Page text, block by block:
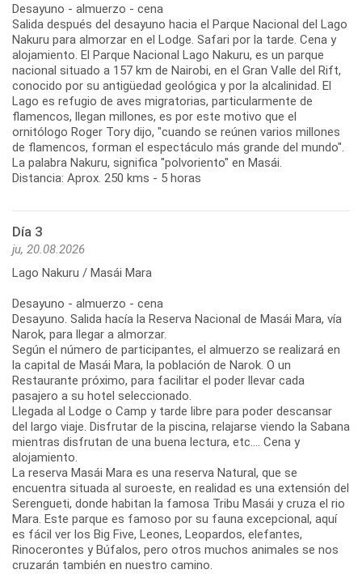
Desayuno - almuerzo - cena
Salida después del desayuno hacia el Parque Nacional del Lago
Nakuru para almorzar en el Lodge. Safari por la tarde. Cena y
alojamiento. El Parque Nacional Lago Nakuru, es un parque
nacional situado a 157 km de Nairobi, en el Gran Valle del Rift,
conocido por su antigüedad geológica y por la alcalinidad. El
Lago es refugio de aves migratorias, particularmente de
flamencos, llegan millones, es por este motivo que el
ornitólogo Roger Tory dijo, "cuando se reúnen varios millones
de flamencos, forman el espectáculo más grande del mundo".
La palabra Nakuru, significa "polvoriento" en Masái.
Distancia: Aprox. 250 kms - 5 horas
Día 3
ju, 20.08.2026
Lago Nakuru / Masái Mara
Desayuno - almuerzo - cena
Desayuno. Salida hacía la Reserva Nacional de Masái Mara, vía
Narok, para llegar a almorzar.
Según el número de participantes, el almuerzo se realizará en
la capital de Masái Mara, la población de Narok. O un
Restaurante próximo, para facilitar el poder llevar cada
pasajero a su hotel seleccionado.
Llegada al Lodge o Camp y tarde libre para poder descansar
del largo viaje. Disfrutar de la piscina, relajarse viendo la Sabana
mientras disfrutan de una buena lectura, etc.... Cena y
alojamiento.
La reserva Masái Mara es una reserva Natural, que se
encuentra situada al suroeste, en realidad es una extensión del
Serengueti, donde habitan la famosa Tribu Masái y cruza el rio
Mara. Este parque es famoso por su fauna excepcional, aquí
es fácil ver los Big Five, Leones, Leopardos, elefantes,
Rinocerontes y Búfalos, pero otros muchos animales se nos
cruzarán también en nuestro camino.